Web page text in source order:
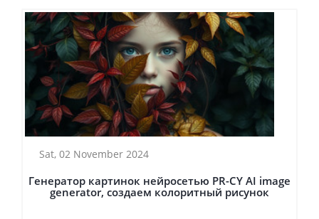
Sat, 02 November 2024
Генератор картинок нейросетью PR-CY AI image
generator, создаем колоритный рисунок